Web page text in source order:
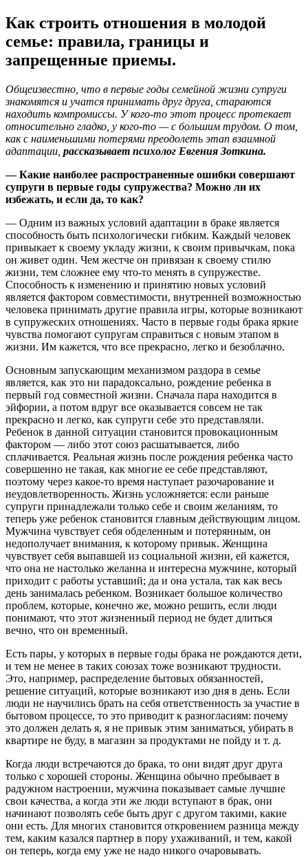
Как строить отношения в молодой
семье: правила, границы и
запрещенные приемы.
Общеизвестно, что в первые годы семейной жизни супруги
знакомятся и учатся принимать друг друга, стараются
находить компромиссы. У кого-то этот процесс протекает
относительно гладко, у кого-то — с большим трудом. О том,
как с наименьшими потерями преодолеть этап взаимной
адаптации, рассказывает психолог Евгения Зоткина.
— Какие наиболее распространенные ошибки совершают
супруги в первые годы супружества? Можно ли их
избежать, и если да, то как?
— Одним из важных условий адаптации в браке является
способность быть психологически гибким. Каждый человек
привыкает к своему укладу жизни, к своим привычкам, пока
он живет один. Чем жестче он привязан к своему стилю
жизни, тем сложнее ему что-то менять в супружестве.
Способность к изменению и принятию новых условий
является фактором совместимости, внутренней возможностью
человека принимать другие правила игры, которые возникают
в супружеских отношениях. Часто в первые годы брака яркие
чувства помогают супругам справиться с новым этапом в
жизни. Им кажется, что все прекрасно, легко и безоблачно.
Основным запускающим механизмом раздора в семье
является, как это ни парадоксально, рождение ребенка в
первый год совместной жизни. Сначала пара находится в
эйфории, а потом вдруг все оказывается совсем не так
прекрасно и легко, как супруги себе это представляли.
Ребенок в данной ситуации становится провокационным
фактором — либо этот союз расшатывается, либо
сплачивается. Реальная жизнь после рождения ребенка часто
совершенно не такая, как многие ее себе представляют,
поэтому через какое-то время наступает разочарование и
неудовлетворенность. Жизнь усложняется: если раньше
супруги принадлежали только себе и своим желаниям, то
теперь уже ребенок становится главным действующим лицом.
Мужчина чувствует себя обделенным и потерянным, он
недополучает внимания, к которому привык. Женщина
чувствует себя выпавшей из социальной жизни, ей кажется,
что она не настолько желанна и интересна мужчине, который
приходит с работы уставший; да и она устала, так как весь
день занималась ребенком. Возникает большое количество
проблем, которые, конечно же, можно решить, если люди
понимают, что этот жизненный период не будет длиться
вечно, что он временный.
Есть пары, у которых в первые годы брака не рождаются дети,
и тем не менее в таких союзах тоже возникают трудности.
Это, например, распределение бытовых обязанностей,
решение ситуаций, которые возникают изо дня в день. Если
люди не научились брать на себя ответственность за участие в
бытовом процессе, то это приводит к разногласиям: почему
это должен делать я, я не привык этим заниматься, убирать в
квартире не буду, в магазин за продуктами не пойду и т. д.
Когда люди встречаются до брака, то они видят друг друга
только с хорошей стороны. Женщина обычно пребывает в
радужном настроении, мужчина показывает самые лучшие
свои качества, а когда эти же люди вступают в брак, они
начинают позволять себе быть друг с другом такими, какие
они есть. Для многих становится откровением разница между
тем, каким казался партнер в пору ухаживаний, и тем, какой
он теперь, когда ему уже не надо никого очаровывать.